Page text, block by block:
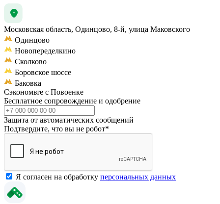
Московская область, Одинцово, 8-й, улица Маковского
Одинцово
Новопеределкино
Сколково
Боровское шоссе
Баковка
Сэкономьте с Повоенке
Бесплатное сопровождение и одобрение
Защита от автоматических сообщений
Подтвердите, что вы не робот*
Я согласен на обработку персональных данных